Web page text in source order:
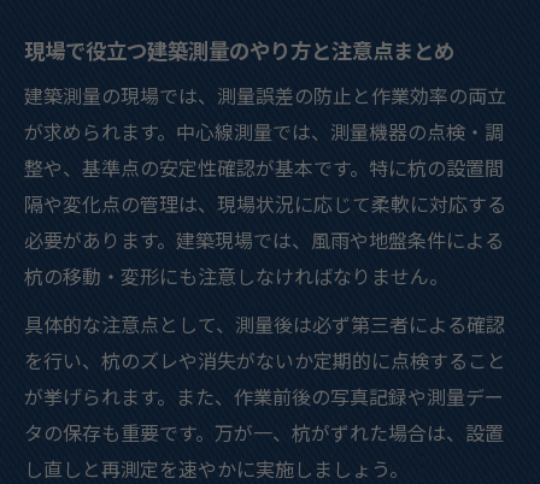
現場で役立つ建築測量のやり方と注意点まとめ
建築測量の現場では、測量誤差の防止と作業効率の両立
が求められます。中心線測量では、測量機器の点検・調
整や、基準点の安定性確認が基本です。特に杭の設置間
隔や変化点の管理は、現場状況に応じて柔軟に対応する
必要があります。建築現場では、風雨や地盤条件による
杭の移動・変形にも注意しなければなりません。
具体的な注意点として、測量後は必ず第三者による確認
を行い、杭のズレや消失がないか定期的に点検すること
が挙げられます。また、作業前後の写真記録や測量デー
タの保存も重要です。万が一、杭がずれた場合は、設置
し直しと再測定を速やかに実施しましょう。